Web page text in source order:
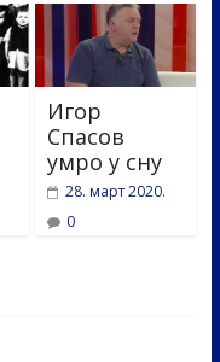
Игор
Спасов
умро у сну
28. март 2020.
0